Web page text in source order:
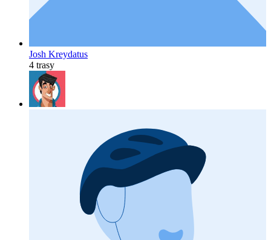
Josh Kreydatus
4 trasy